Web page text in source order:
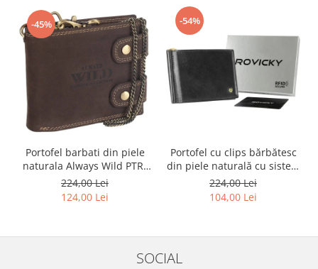
-45%
Portofel barbati din piele
naturala Always Wild PTR-
2900-BIC
224,00 Lei
124,00 Lei
-54%
Portofel cu clips bărbătesc
din piele naturală cu sistem
RFID - Rovicky PTR-N1908-
RVT-9799 BLACK
224,00 Lei
104,00 Lei
SOCIAL